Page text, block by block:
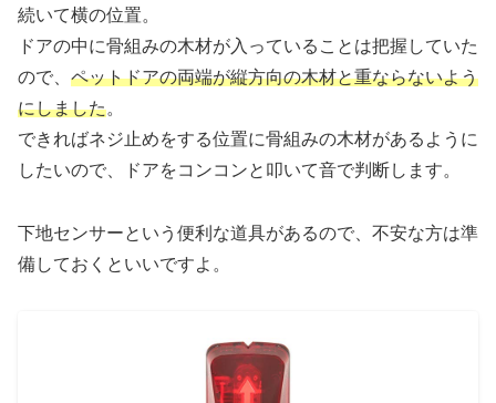
続いて横の位置。
ドアの中に骨組みの木材が入っていることは把握していた
ので、 ペットドアの両端が縦方向の木材と重ならないよう
にしました。
できればネジ止めをする位置に骨組みの木材があるように
したいので、ドアをコンコンと叩いて音で判断します。
下地センサーという便利な道具があるので、不安な方は準
備しておくといいですよ。